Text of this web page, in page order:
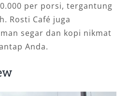
per porsi, tergantung
Rosti Café juga
segar dan kopi nikmat
Anda.